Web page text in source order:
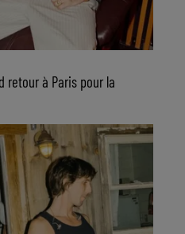
retour à Paris pour la